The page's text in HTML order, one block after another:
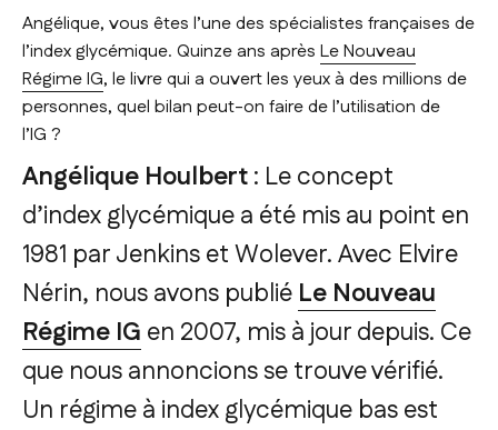
Angélique, vous êtes l’une des spécialistes françaises de
l’index glycémique. Quinze ans après Le Nouveau
Régime IG, le livre qui a ouvert les yeux à des millions de
personnes, quel bilan peut-on faire de l’utilisation de
l’IG ?
Angélique Houlbert: Le concept
d’index glycémique a été mis au point en
1981 par Jenkins et Wolever. Avec Elvire
Nérin, nous avons publié Le Nouveau
Régime IG en 2007, mis à jour depuis. Ce
que nous annoncions se trouve vérifié.
Un régime à index glycémique bas est